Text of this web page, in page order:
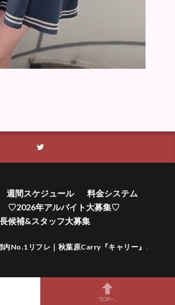
週間スケジュール
料金システム
♡2026年アルバイト大募集♡
候補&スタッフ大募集
内No.1リフレ｜秋葉原Carry『キャリー』 .
TOPへ